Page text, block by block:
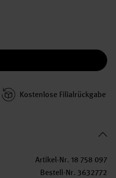
Kosten­lose Filial­rückgabe
Artikel-Nr. 18 758 097
Bestell-Nr. 3632772